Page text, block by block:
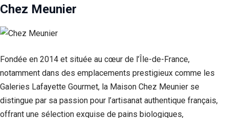
Chez Meunier
Fondée en 2014 et située au cœur de l’Île-de-France,
notamment dans des emplacements prestigieux comme les
Galeries Lafayette Gourmet, la Maison Chez Meunier se
distingue par sa passion pour l’artisanat authentique français,
offrant une sélection exquise de pains biologiques,